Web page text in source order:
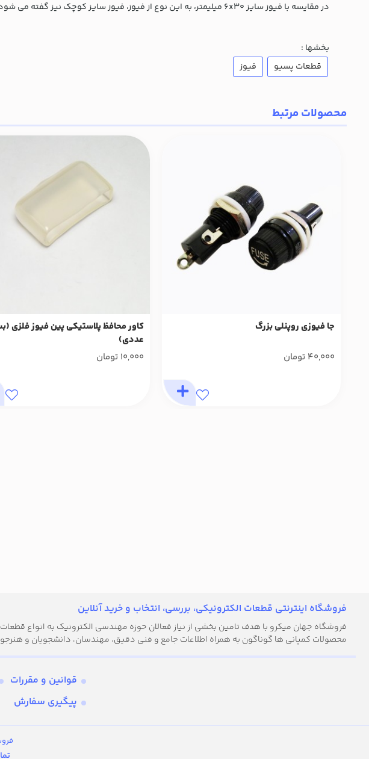
در مقایسه با فیوز سایز 6x30 میلیمتر، به این نوع از فیوز، فیوز سایز کوچک نیز گفته می شود.
بخشها :
قطعات پسیو
فیوز
محصولات مرتبط
جا فیوزی روپنلی بزرگ
40,000 تومان
عددی)
10,000 تومان
فروشگاه اینترنتی قطعات الکترونیکی، بررسی، انتخاب و خرید آنلاین
فروشگاه جهان میکرو با هدف تامین بخشی از نیاز فعالان حوزه مهندسی الکترونیک به انواع قطعات
محصولات کمپانی ها گوناگون به همراه اطلاعات جامع و فنی دقیق، مهندسان، دانشجویان و
قوانین و مقررات
پیگیری سفارش